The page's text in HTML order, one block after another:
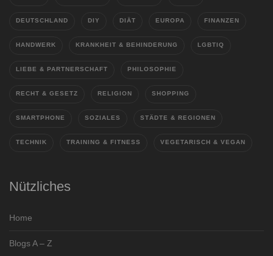
DEUTSCHLAND DIY DIÄT EUROPA FINANZEN
HANDWERK KRANKHEIT & BEHINDERUNG LGBTIQ
LIEBE & PARTNERSCHAFT PHILOSOPHIE
RECHT & GESETZ RELIGION SHOPPING
SMARTPHONE SOZIALES STÄDTE & REGIONEN
TECHNIK TRAINING & FITNESS VEGETARISCH & VEGAN
Nützliches
Home
Blogs A – Z